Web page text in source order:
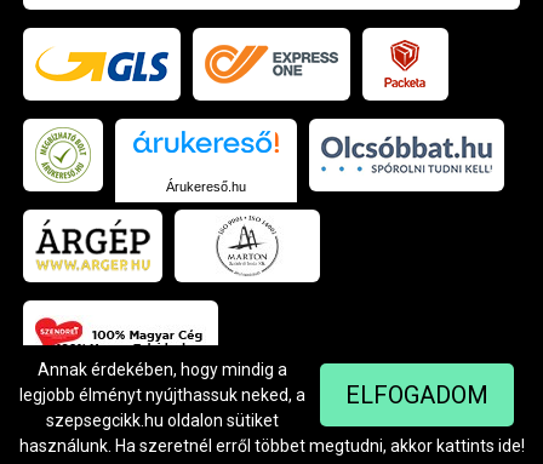
Árukereső.hu
© Szendrei Kft - 1042 Budapest, Árpád út 94.
Készítette:Netgo.hu Kft.
ELFOGADOM
Annak érdekében, hogy mindig a
legjobb élményt nyújthassuk neked, a
szepsegcikk.hu oldalon sütiket
használunk. Ha szeretnél erről többet megtudni, akkor kattints ide!